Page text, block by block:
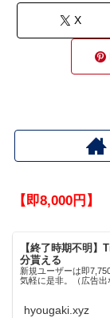
X
【即8,000円】
【終了時期不明
分貰える
新規ユーザーは即
気軽に是非。（広告出
hyougaki.xyz